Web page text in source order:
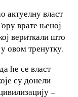
власт
врате њеној
вериткали што
овом тренутку.
ће се власт
су донели
–